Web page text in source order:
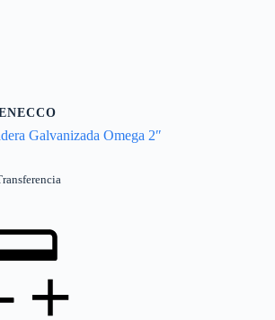
Galvanizada Omega 2″